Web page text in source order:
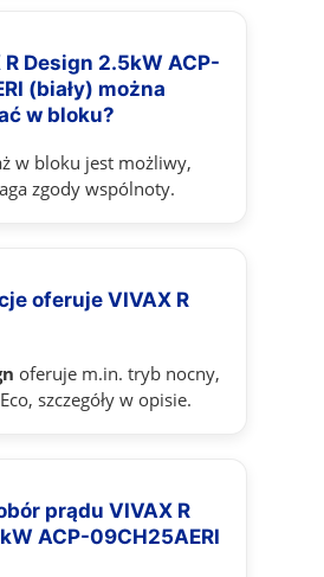
Design 2.5kW ACP-
(biały) można
w bloku?
w bloku jest możliwy,
zgody wspólnoty.
oferuje VIVAX R
oferuje m.in. tryb nocny,
szczegóły w opisie.
prądu VIVAX R
ACP-09CH25AERI